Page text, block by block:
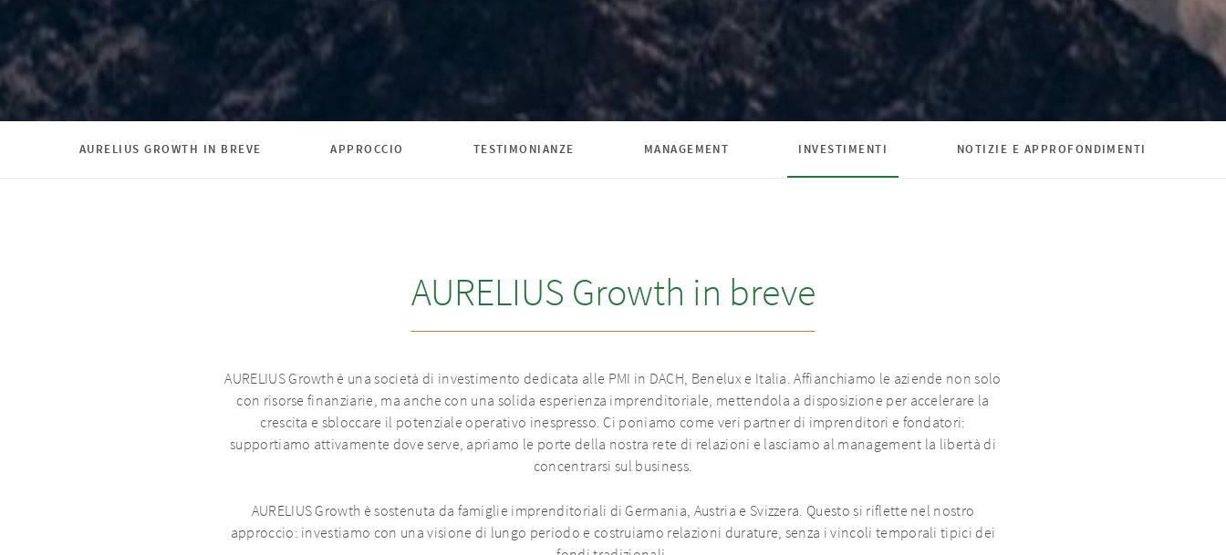
AURELIUS GROWTH IN BREVE APPROCCIO TESTIMONIANZE MANAGEMENT INVESTIMENTI NOTIZIE E APPROFONDIMENTI
AURELIUS Growth in breve
AURELIUS Growth è una società di investimento dedicata alle PMI in DACH, Benelux e Italia. Affianchiamo le aziende non solo
con risorse finanziarie, ma anche con una solida esperienza imprenditoriale, mettendola a disposizione per accelerare la
crescita e sbloccare il potenziale operativo inespresso. Ci poniamo come veri partner di imprenditori e fondatori:
supportiamo attivamente dove serve, apriamo le porte della nostra rete di relazioni e lasciamo al management la libertà di
concentrarsi sul business.
AURELIUS Growth è sostenuta da famiglie imprenditoriali di Germania, Austria e Svizzera. Questo si riflette nel nostro
approccio: investiamo con una visione di lungo periodo e costruiamo relazioni durature, senza i vincoli temporali tipici dei